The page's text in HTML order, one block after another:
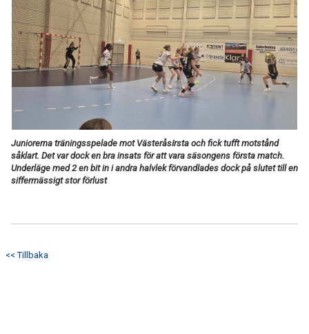
LIVESÄNDNING
TABELL
Juniorerna träningsspelade mot VästeråsIrsta och fick tufft motstånd
såklart. Det var dock en bra insats för att vara säsongens första match.
Underläge med 2 en bit in i andra halvlek förvandlades dock på slutet till en
siffermässigt stor förlust
<< Tillbaka